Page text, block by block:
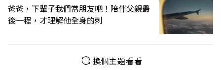
爸爸，下輩子我們當朋友吧！陪伴父親最
後一程，才理解他全身的刺
換個主題看看